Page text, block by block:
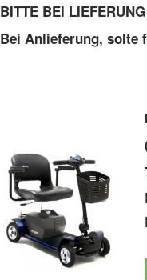
BITTE BEI
Bei Anlieferung, solte